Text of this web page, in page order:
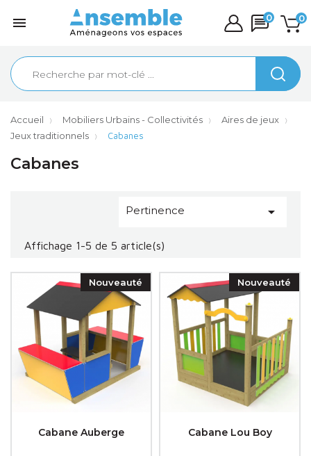
 0
0
Accueil Mobiliers Urbains - Collectivités
Aires de jeux
Jeux traditionnels
Cabanes
Cabanes
Pertinence 
Affichage 1-5 de 5 article(s)
Nouveauté
Cabane Auberge
Nouveauté
Cabane Lou Boy